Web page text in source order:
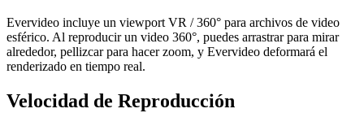
Evervideo incluye un viewport VR / 360° para archivos de video
esférico. Al reproducir un video 360°, puedes arrastrar para mirar
alrededor, pellizcar para hacer zoom, y Evervideo deformará el
renderizado en tiempo real.
Velocidad de Reproducción